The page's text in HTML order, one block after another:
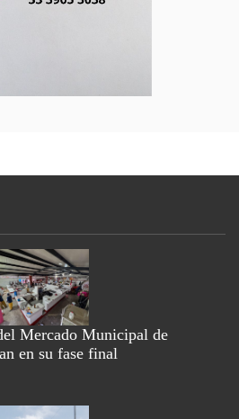
Mercado Municipal de
en su fase final